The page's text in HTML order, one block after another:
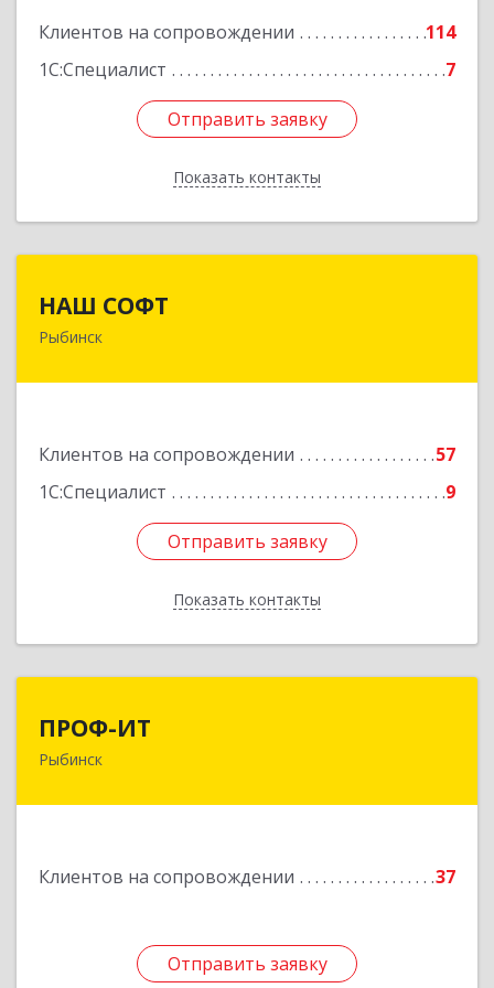
Клиентов на сопровождении
114
1С:Специалист
7
Отправить заявку
Показать контакты
Отправить заявку
Назад
НАШ СОФТ
Рыбинск
Клиентов на сопровождении
57
1С:Специалист
9
Отправить заявку
Показать контакты
152903, Ярославская обл, Рыбинский р-н,
Отправить заявку
Назад
ПРОФ-ИТ
Рыбинск
Клиентов на сопровождении 37
Отправить заявку
152901, Ярославская обл, Рыбинский р-н,
Отправить заявку